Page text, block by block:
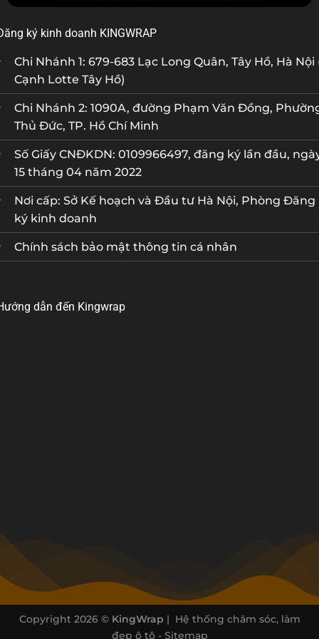
ký kinh doanh KINGWRAP
Chi Nhánh 1: 679-683 Lạc Long Quân, Tây Hồ, Hà Nội
Cạnh Lotte Tây Hồ)
Chi Nhánh 2: 1090A, đường Phạm Văn Đồng,
Thủ Đức, TP. Hồ Chí Minh
Số Giấy CNĐKDN: 0109966497, đăng ký lần đầu,
15 tháng 04 năm 2022
Nơi cấp: Sở Kế hoạch và Đầu tư Hà Nội, Phòng Đăng
ký kinh doanh
Chính sách bảo mật thông tin cá nhân
dẫn đến Kingwrap
Copyright 2026 © KingWrap | Hệ thống chăm sóc, làm
đẹp ô tô - Sitemap